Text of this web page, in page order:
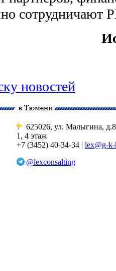
сотрудничают
новостей
625026, ул. Малыгина,
1, 4 этаж
+7 (3452) 40-34-34 | lex@g-
@lexconsalting